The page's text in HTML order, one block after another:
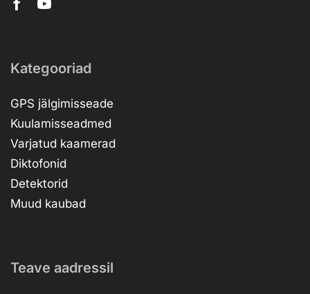
Kategooriad
GPS jälgimisseade
Kuulamisseadmed
Varjatud kaamerad
Diktofonid
Detektorid
Muud kaubad
Teave aadressil